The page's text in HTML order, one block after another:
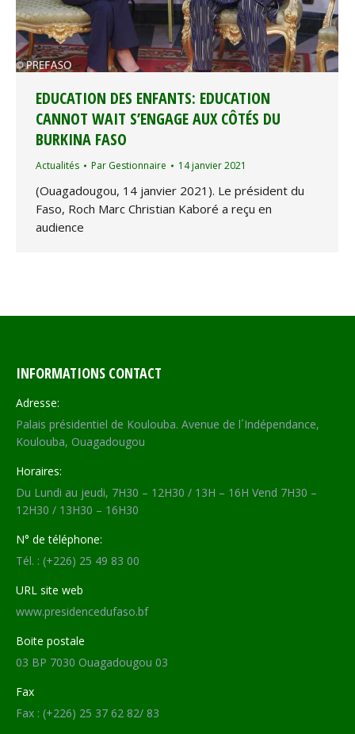
EDUCATION DES ENFANTS: EDUCATION
CANNOT WAIT S’ENGAGE AUX CÔTÉS DU
BURKINA FASO
Actualités Par Gestionnaire 14 janvier 2021
(Ouagadougou, 14 janvier 2021). Le président du
Faso, Roch Marc Christian Kaboré a reçu en
audience
INFORMATIONS CONTACT
Adresse:
Palais présidentiel de Koulouba. Avenue de l´Indépendance,
Koulouba, Ouagadougou
Horaires:
Du Lundi au jeudi, 7H30 – 12H30 / 13H – 16H Vend 7H30 –
12H30 / 13H30 – 16H30
N° de téléphone:
Tél. : (+226) 25 49 83 00
URL site web
www.presidencedufaso.bf
Boite postale
03 BP 7030 Ouagadougou 03
Fax
Fax : (+226) 25 37 62 82/ 83